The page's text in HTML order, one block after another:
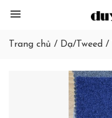
menu
Trang chủ / Dạ/Tweed /